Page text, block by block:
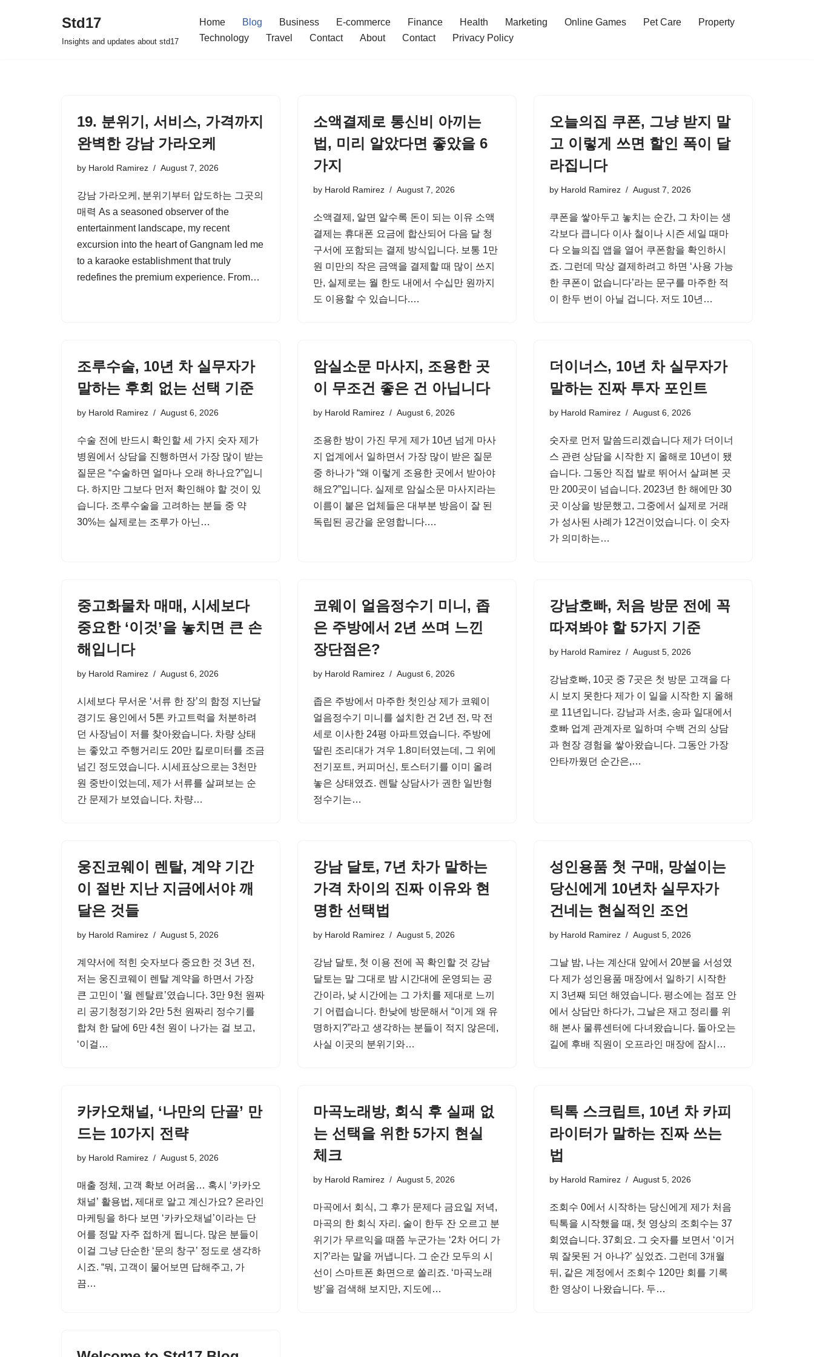
Std17
Insights and updates about std17
Home Blog Business E-commerce Finance Health Marketing Online Games Pet Care
Property
Technology
Travel Contact About Contact Privacy Policy
19. 분위기, 서비스, 가격까지
완벽한 강남 가라오케
by Harold Ramirez August 7, 2026
강남 가라오케, 분위기부터 압도하는 그곳의
매력 As a seasoned observer of the
entertainment landscape, my recent
excursion into the heart of Gangnam led me
to a karaoke establishment that truly
redefines the premium experience. From…
소액결제로 통신비 아끼는
법, 미리 알았다면 좋았을 6
가지
by Harold Ramirez August 7, 2026
소액결제, 알면 알수록 돈이 되는 이유 소액
결제는 휴대폰 요금에 합산되어 다음 달 청
구서에 포함되는 결제 방식입니다. 보통 1만
원 미만의 작은 금액을 결제할 때 많이 쓰지
만, 실제로는 월 한도 내에서 수십만 원까지
도 이용할 수 있습니다.…
오늘의집 쿠폰, 그냥 받지 말
고 이렇게 쓰면 할인 폭이 달
라집니다
by Harold Ramirez August 7, 2026
쿠폰을 쌓아두고 놓치는 순간, 그 차이는 생
각보다 큽니다 이사 철이나 시즌 세일 때마
다 오늘의집 앱을 열어 쿠폰함을 확인하시
죠. 그런데 막상 결제하려고 하면 ‘사용 가능
한 쿠폰이 없습니다’라는 문구를 마주한 적
이 한두 번이 아닐 겁니다. 저도 10년…
조루수술, 10년 차 실무자가
말하는 후회 없는 선택 기준
by Harold Ramirez August 6, 2026
수술 전에 반드시 확인할 세 가지 숫자 제가
병원에서 상담을 진행하면서 가장 많이 받는
질문은 “수술하면 얼마나 오래 하나요?”입니
다. 하지만 그보다 먼저 확인해야 할 것이 있
습니다. 조루수술을 고려하는 분들 중 약
30%는 실제로는 조루가 아닌…
암실소문 마사지, 조용한 곳
이 무조건 좋은 건 아닙니다
by Harold Ramirez August 6, 2026
조용한 방이 가진 무게 제가 10년 넘게 마사
지 업계에서 일하면서 가장 많이 받은 질문
중 하나가 “왜 이렇게 조용한 곳에서 받아야
해요?”입니다. 실제로 암실소문 마사지라는
이름이 붙은 업체들은 대부분 방음이 잘 된
독립된 공간을 운영합니다.…
더이너스, 10년 차 실무자가
말하는 진짜 투자 포인트
by Harold Ramirez August 6, 2026
숫자로 먼저 말씀드리겠습니다 제가 더이너
스 관련 상담을 시작한 지 올해로 10년이 됐
습니다. 그동안 직접 발로 뛰어서 살펴본 곳
만 200곳이 넘습니다. 2023년 한 해에만 30
곳 이상을 방문했고, 그중에서 실제로 거래
가 성사된 사례가 12건이었습니다. 이 숫자
가 의미하는…
중고화물차 매매, 시세보다
중요한 ‘이것’을 놓치면 큰 손
해입니다
by Harold Ramirez August 6, 2026
시세보다 무서운 ‘서류 한 장’의 함정 지난달
경기도 용인에서 5톤 카고트럭을 처분하려
던 사장님이 저를 찾아왔습니다. 차량 상태
는 좋았고 주행거리도 20만 킬로미터를 조금
넘긴 정도였습니다. 시세표상으로는 3천만
원 중반이었는데, 제가 서류를 살펴보는 순
간 문제가 보였습니다. 차량…
코웨이 얼음정수기 미니, 좁
은 주방에서 2년 쓰며 느낀
장단점은?
by Harold Ramirez August 6, 2026
좁은 주방에서 마주한 첫인상 제가 코웨이
얼음정수기 미니를 설치한 건 2년 전, 막 전
세로 이사한 24평 아파트였습니다. 주방에
딸린 조리대가 겨우 1.8미터였는데, 그 위에
전기포트, 커피머신, 토스터기를 이미 올려
놓은 상태였죠. 렌탈 상담사가 권한 일반형
정수기는…
강남호빠, 처음 방문 전에 꼭
따져봐야 할 5가지 기준
by Harold Ramirez August 5, 2026
강남호빠, 10곳 중 7곳은 첫 방문 고객을 다
시 보지 못한다 제가 이 일을 시작한 지 올해
로 11년입니다. 강남과 서초, 송파 일대에서
호빠 업계 관계자로 일하며 수백 건의 상담
과 현장 경험을 쌓아왔습니다. 그동안 가장
안타까웠던 순간은,…
웅진코웨이 렌탈, 계약 기간
이 절반 지난 지금에서야 깨
달은 것들
by Harold Ramirez August 5, 2026
계약서에 적힌 숫자보다 중요한 것 3년 전,
저는 웅진코웨이 렌탈 계약을 하면서 가장
큰 고민이 ‘월 렌탈료’였습니다. 3만 9천 원짜
리 공기청정기와 2만 5천 원짜리 정수기를
합쳐 한 달에 6만 4천 원이 나가는 걸 보고,
‘이걸…
강남 달토, 7년 차가 말하는
가격 차이의 진짜 이유와 현
명한 선택법
by Harold Ramirez August 5, 2026
강남 달토, 첫 이용 전에 꼭 확인할 것 강남
달토는 말 그대로 밤 시간대에 운영되는 공
간이라, 낮 시간에는 그 가치를 제대로 느끼
기 어렵습니다. 한낮에 방문해서 “이게 왜 유
명하지?”라고 생각하는 분들이 적지 않은데,
사실 이곳의 분위기와…
성인용품 첫 구매, 망설이는
당신에게 10년차 실무자가
건네는 현실적인 조언
by Harold Ramirez August 5, 2026
그날 밤, 나는 계산대 앞에서 20분을 서성였
다 제가 성인용품 매장에서 일하기 시작한
지 3년째 되던 해였습니다. 평소에는 점포 안
에서 상담만 하다가, 그날은 재고 정리를 위
해 본사 물류센터에 다녀왔습니다. 돌아오는
길에 후배 직원이 오프라인 매장에 잠시…
카카오채널, ‘나만의 단골’ 만
드는 10가지 전략
by Harold Ramirez August 5, 2026
매출 정체, 고객 확보 어려움… 혹시 ‘카카오
채널’ 활용법, 제대로 알고 계신가요? 온라인
마케팅을 하다 보면 ‘카카오채널’이라는 단
어를 정말 자주 접하게 됩니다. 많은 분들이
이걸 그냥 단순한 ‘문의 창구’ 정도로 생각하
시죠. “뭐, 고객이 물어보면 답해주고, 가
끔…
마곡노래방, 회식 후 실패 없
는 선택을 위한 5가지 현실
체크
by Harold Ramirez August 5, 2026
마곡에서 회식, 그 후가 문제다 금요일 저녁,
마곡의 한 회식 자리. 술이 한두 잔 오르고 분
위기가 무르익을 때쯤 누군가는 ‘2차 어디 가
지?’라는 말을 꺼냅니다. 그 순간 모두의 시
선이 스마트폰 화면으로 쏠리죠. ‘마곡노래
방’을 검색해 보지만, 지도에…
틱톡 스크립트, 10년 차 카피
라이터가 말하는 진짜 쓰는
법
by Harold Ramirez August 5, 2026
조회수 0에서 시작하는 당신에게 제가 처음
틱톡을 시작했을 때, 첫 영상의 조회수는 37
회였습니다. 37회요. 그 숫자를 보면서 ‘이거
뭐 잘못된 거 아냐?’ 싶었죠. 그런데 3개월
뒤, 같은 계정에서 조회수 120만 회를 기록
한 영상이 나왔습니다. 두…